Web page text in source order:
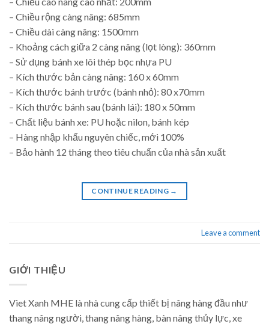
– Chiều rộng càng nâng: 685mm
– Chiều dài càng nâng: 1500mm
– Khoảng cách giữa 2 càng nâng (lọt lòng): 360mm
– Sử dụng bánh xe lõi thép bọc nhựa PU
– Kích thước bản càng nâng: 160 x 60mm
– Kích thước bánh trước (bánh nhỏ): 80 x70mm
– Kích thước bánh sau (bánh lái): 180 x 50mm
– Chất liệu bánh xe: PU hoặc nilon, bánh kép
– Hàng nhập khẩu nguyên chiếc, mới 100%
– Bảo hành 12 tháng theo tiêu chuẩn của nhà sản xuất
CONTINUE READING →
Leave a comment
GIỚI THIỆU
Viet Xanh MHE là nhà cung cấp thiết bị nâng hàng đầu như
thang nâng người, thang nâng hàng, bàn nâng thủy lực, xe